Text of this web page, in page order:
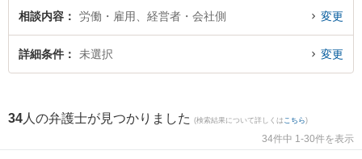
土日や夜間に発生した会社側の労働トラブルのトラブルを今すぐに弁護士に相
談したい』『会社側の労働トラブルのトラブル解決の実績豊富な近くの弁護士
を検索したい』『初回相談無料で会社側の労働トラブルを法律相談できる石川
相談内容 労働・雇用、経営者・会社側 変更
詳細条件 未選択 変更
34 人の弁護士が見つかりました (検索結果について詳しくは こちら)
34件中 1-30件を表示